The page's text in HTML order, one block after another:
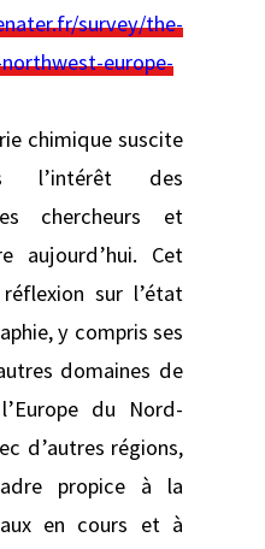
survey/the-
europe-
chimique suscite
l’intérêt des
chercheurs et
aujourd’hui. Cet
sur l’état
y compris ses
domaines de
du Nord-
d’autres régions,
propice à la
en cours et à